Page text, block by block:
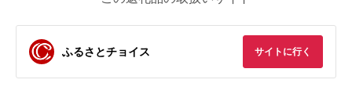
ふるさとチョイス サイトに行く